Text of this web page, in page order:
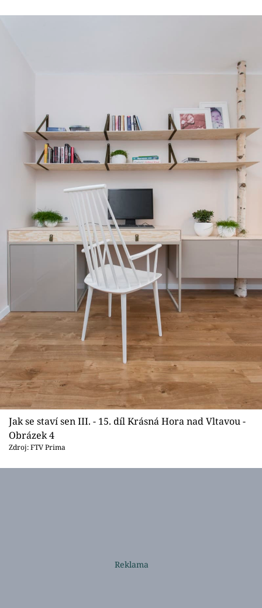
Jak se staví sen III. - 15. díl Krásná Hora nad Vltavou -
Obrázek 4
Zdroj: FTV Prima